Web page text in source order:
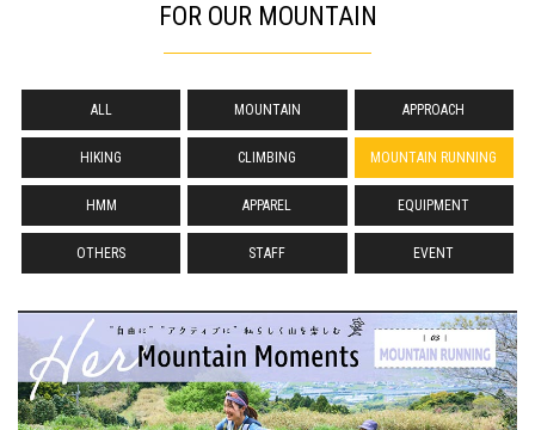
FOR OUR MOUNTAIN
ALL MOUNTAIN APPROACH
HIKING CLIMBING MOUNTAIN RUNNING
HMM APPAREL EQUIPMENT
OTHERS STAFF EVENT